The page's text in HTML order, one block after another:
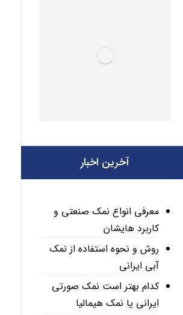
آخرین اخبار
معرفی انواع نمک صنعتی و
کاربرد هایشان
روش و نحوه استفاده از نمک
آبی ایرانی
کدام بهتر است نمک صورتی
ایرانی یا نمک هیمالیا